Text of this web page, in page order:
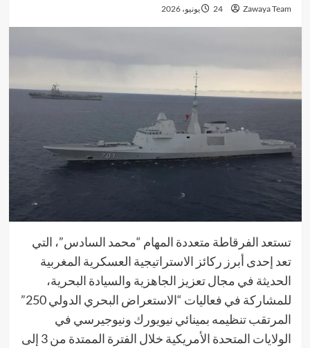
Zawaya Team 24 يونيو، 2026
تستعد الفرقاطة متعددة المهام “محمد السادس”، التي
تعد إحدى أبرز ركائز الاستراتيجية العسكرية المغربية
الحديثة في مجال تعزيز الجاهزية والسيادة البحرية،
للمشاركة في فعاليات “الاستعراض البحري الدولي 250”
المرتقب تنظيمه بمينائي نيويورك ونيوجيرسي في
الولايات المتحدة الأمريكية خلال الفترة الممتدة من 3 إلى